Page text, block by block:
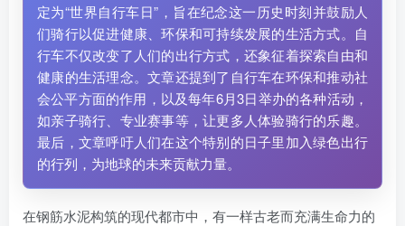
定为“世界自行车日”，旨在纪念这一历史时刻并鼓励人
们骑行以促进健康、环保和可持续发展的生活方式。自
行车不仅改变了人们的出行方式，还象征着探索自由和
健康的生活理念。文章还提到了自行车在环保和推动社
会公平方面的作用，以及每年6月3日举办的各种活动，
如亲子骑行、专业赛事等，让更多人体验骑行的乐趣。
最后，文章呼吁人们在这个特别的日子里加入绿色出行
的行列，为地球的未来贡献力量。
在钢筋水泥构筑的现代都市中，有一样古老而充满生命力的